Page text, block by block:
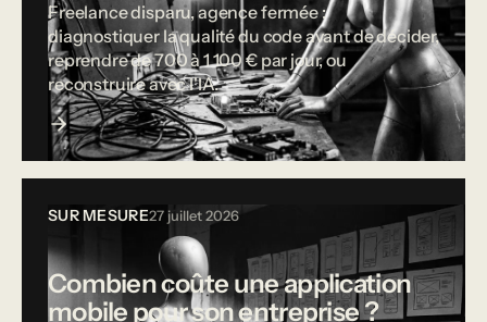
Freelance disparu, agence fermée :
diagnostiquer la qualité du code avant de décider,
reprendre de 700 à 1 100 € par jour, ou
reconstruire avec l'IA.
SUR MESURE27 juillet 2026
Combien coûte une application
mobile pour son entreprise ?